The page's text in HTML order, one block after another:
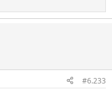
#6.233